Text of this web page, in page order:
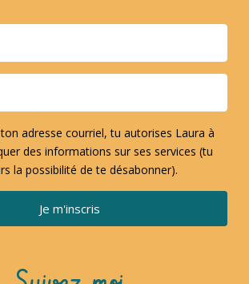
adresse courriel, tu autorises Laura à
des informations sur ses services (tu
la possibilité de te désabonner).
Je m'inscris